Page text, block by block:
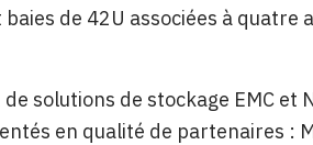
de 42U associées à quatre
solutions de stockage EMC et
en qualité de partenaires :